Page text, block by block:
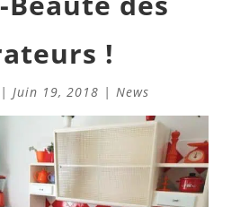
!
| Juin 19, 2018 | News